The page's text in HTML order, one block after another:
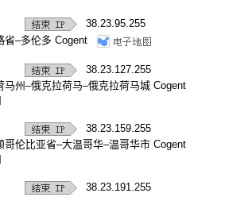
38.23.95.255
省–多伦多 Cogent
38.23.127.255
马州–俄克拉荷马–俄克拉荷马城 Cogent
38.23.159.255
哥伦比亚省–大温哥华–温哥华市 Cogent
38.23.191.255